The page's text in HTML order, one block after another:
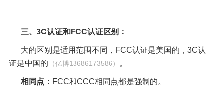
三、3C认证和FCC认证区别：
大的区别是适用范围不同，FCC认证是美国的，3C认
证是中国的 （亿博13686173586） 。
相同点： FCC和CCC相同点都是强制的。